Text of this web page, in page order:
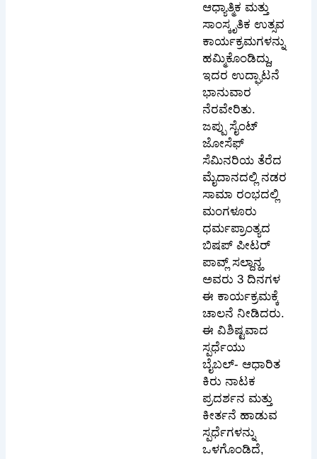
ಆಧ್ಯಾತ್ಮಿಕ ಮತ್ತು
ಸಾಂಸ್ಕೃತಿಕ ಉತ್ಸವ
ಕಾರ್ಯಕ್ರಮಗಳನ್ನು
ಹಮ್ಮಿಕೊಂಡಿದ್ದು,
ಇದರ ಉದ್ಘಾಟನೆ
ಭಾನುವಾರ
ನೆರವೇರಿತು.
ಜಪ್ಪು ಸೈಂಟ್
ಜೋಸೆಫ್
ಸೆಮಿನರಿಯ ತೆರೆದ
ಮೈದಾನದಲ್ಲಿ ನಡರ
ಸಾಮಾ ರಂಭದಲ್ಲಿ
ಮಂಗಳೂರು
ಧರ್ಮಪ್ರಾಂತ್ಯದ
ಬಿಷಪ್ ಪೀಟರ್
ಪಾವ್ಲ್ ಸಲ್ದಾನ್ಹ
ಅವರು 3 ದಿನಗಳ
ಈ ಕಾರ್ಯಕ್ರಮಕ್ಕೆ
ಚಾಲನೆ ನೀಡಿದರು.
ಈ ವಿಶಿಷ್ಟವಾದ
ಸ್ಪರ್ಧೆಯು
ಬೈಬಲ್- ಆಧಾರಿತ
ಕಿರು ನಾಟಕ
ಪ್ರದರ್ಶನ ಮತ್ತು
ಕೀರ್ತನೆ ಹಾಡುವ
ಸ್ಪರ್ಧೆಗಳನ್ನು
ಒಳಗೊಂಡಿದೆ,